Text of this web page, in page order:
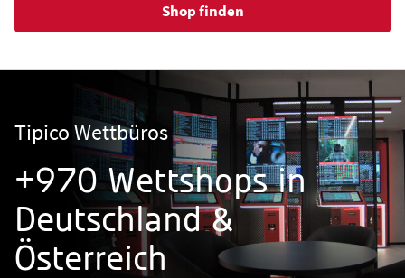
Shop finden
Tipico Wettbüros
+970 Wettshops in
Deutschland &
Österreich